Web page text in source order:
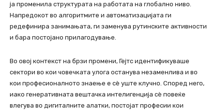
ја променила структурата на работата на глобално ниво.
Напредокот во алгоритмите и автоматизацијата ги
редефинира занимањата, ги заменува рутинските активности
и бара постојано прилагодување.
Во овој контекст на брзи промени, Гејтс идентификуваше
сектори во кои човечката улога останува незаменлива и во
кои професионалното знаење е сè уште клучно. Според него,
иако генеративната вештачка интелигенција сè повеќе
влегува во дигиталните алатки, постојат професии кои